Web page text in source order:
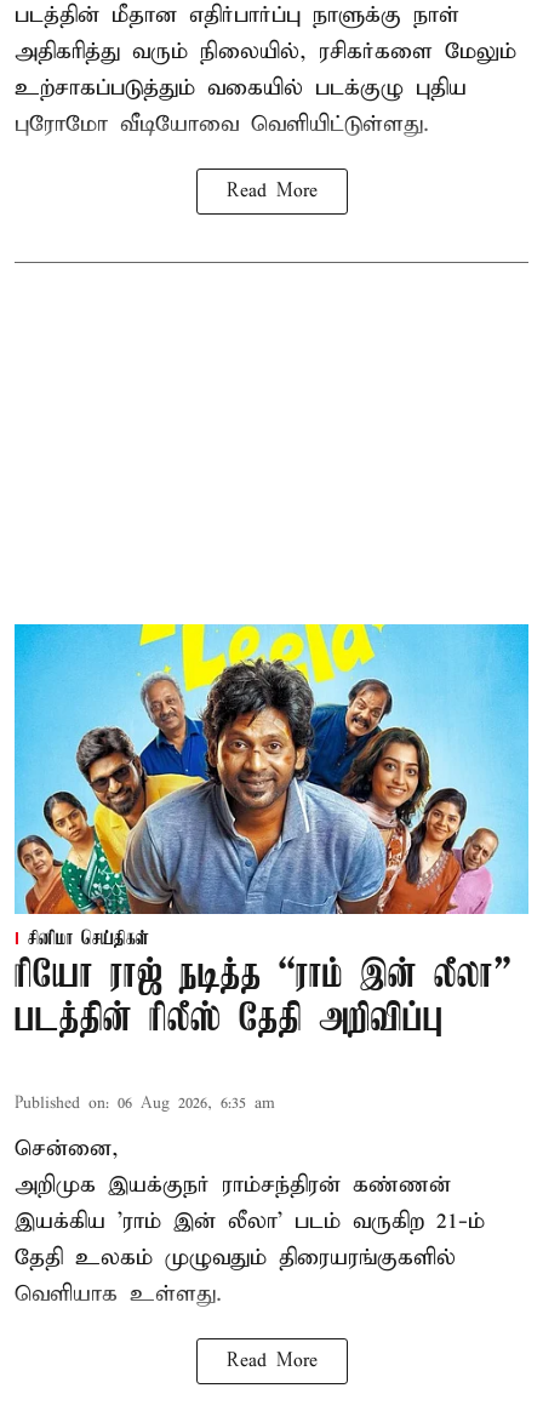
படத்தின் மீதான எதிர்பார்ப்பு நாளுக்கு நாள்
அதிகரித்து வரும் நிலையில், ரசிகர்களை மேலும்
உற்சாகப்படுத்தும் வகையில் படக்குழு புதிய
புரோமோ வீடியோவை வெளியிட்டுள்ளது.
Read More
சினிமா செய்திகள்
ரியோ ராஜ் நடித்த “ராம் இன் லீலா”
படத்தின் ரிலீஸ் தேதி அறிவிப்பு
Published on: 06 Aug 2026, 6:35 am
சென்னை,
அறிமுக இயக்குநர் ராம்சந்திரன் கண்ணன்
இயக்கிய 'ராம் இன் லீலா' படம் வருகிற 21-ம்
தேதி உலகம் முழுவதும் திரையரங்குகளில்
வெளியாக உள்ளது.
Read More